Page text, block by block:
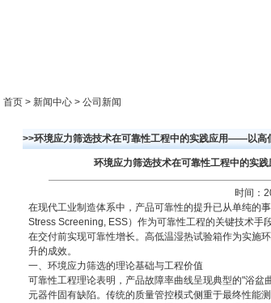
首页 > 新闻中心 > 公司新闻
>>环境应力筛选技术在可靠性工程中的实践应用——以高
环境应力筛选技术在可靠性工程中的实
时间：
在现代工业制造体系中，产品可靠性的提升已从单纯的
Stress Screening, ESS）作为可靠性工程的关键技术手
在交付前实现可靠性增长。高低温湿热试验箱作为实施
升的成效。
一、环境应力筛选的理论基础与工程价值
可靠性工程理论表明，产品故障率曲线呈现典型的"浴
元器件固有缺陷。传统的质量管控模式侧重于最终性能